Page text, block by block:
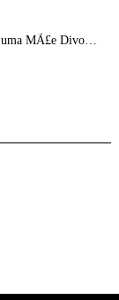
CrÃ³nicas de uma MÃ£e Divorciada | Meio Ano de Um